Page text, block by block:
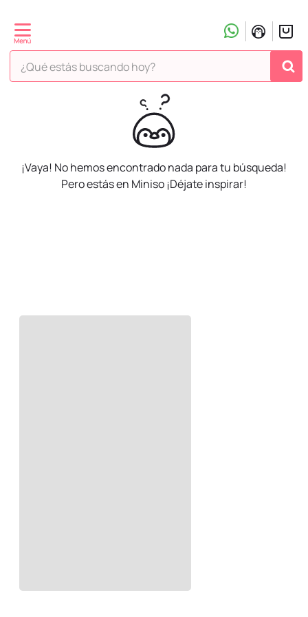
¿Qué estás buscando hoy?
¡Vaya! No hemos encontrado nada para tu búsqueda!
Pero estás en Miniso ¡Déjate inspirar!